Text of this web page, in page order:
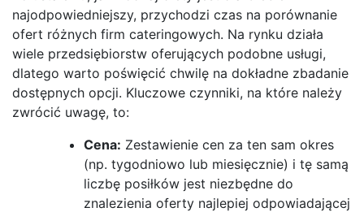
najodpowiedniejszy, przychodzi czas na porównanie
ofert różnych firm cateringowych. Na rynku działa
wiele przedsiębiorstw oferujących podobne usługi,
dlatego warto poświęcić chwilę na dokładne zbadanie
dostępnych opcji. Kluczowe czynniki, na które należy
zwrócić uwagę, to:
Cena: Zestawienie cen za ten sam okres
(np. tygodniowo lub miesięcznie) i tę samą
liczbę posiłków jest niezbędne do
znalezienia oferty najlepiej odpowiadającej